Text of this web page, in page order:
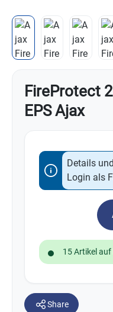
FireProtect
EPS Ajax
Details
Login als
15 Artikel auf
Share